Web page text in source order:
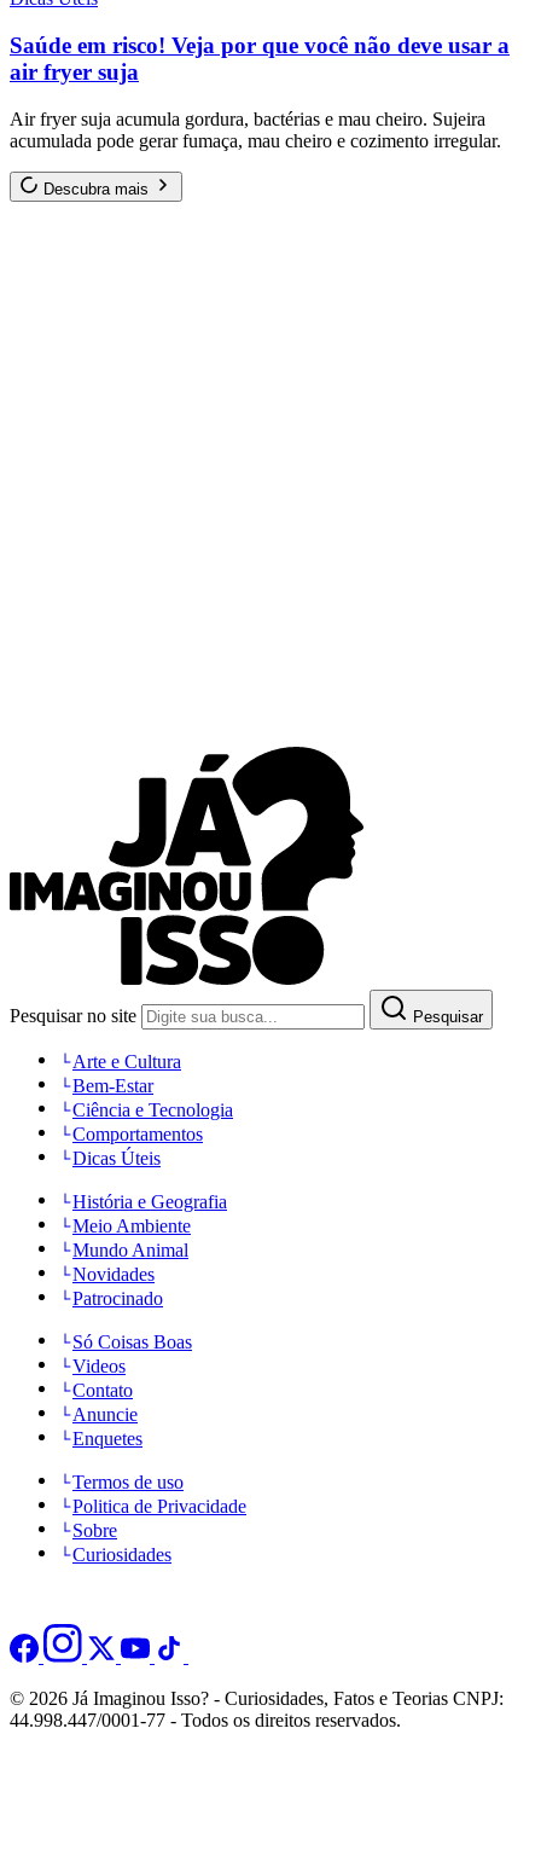
Saúde em risco! Veja por que você não deve usar a
air fryer suja
Air fryer suja acumula gordura, bactérias e mau cheiro. Sujeira
acumulada pode gerar fumaça, mau cheiro e cozimento irregular.
Descubra mais
Pesquisar no site Pesquisar
Arte e Cultura
Bem-Estar
Ciência e Tecnologia
Comportamentos
Dicas Úteis
História e Geografia
Meio Ambiente
Mundo Animal
Novidades
Patrocinado
Só Coisas Boas
Videos
Contato
Anuncie
Enquetes
Termos de uso
Politica de Privacidade
Sobre
Curiosidades
© 2026 Já Imaginou Isso? - Curiosidades, Fatos e Teorias CNPJ:
44.998.447/0001-77 - Todos os direitos reservados.